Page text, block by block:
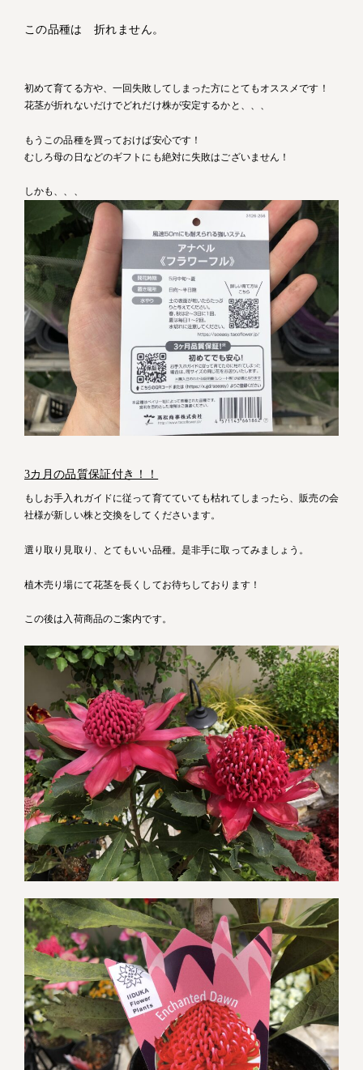
この品種は 折れません。
初めて育てる方や、一回失敗してしまった方にとてもオススメです！
花茎が折れないだけでどれだけ株が安定するかと、、、
もうこの品種を買っておけば安心です！
むしろ母の日などのギフトにも絶対に失敗はございません！
しかも、、、
3カ月の品質保証付き！！
もしお手入れガイドに従って育てていても枯れてしまったら、販売の会
社様が新しい株と交換をしてくださいます。
選り取り見取り、とてもいい品種。是非手に取ってみましょう。
植木売り場にて花茎を長くしてお待ちしております！
この後は入荷商品のご案内です。